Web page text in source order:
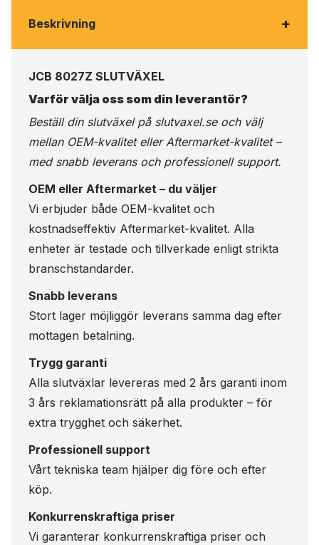
Beskrivning +
JCB 8027Z SLUTVÄXEL
Varför välja oss som din leverantör?
Beställ din slutväxel på slutvaxel.seoch välj
mellan OEM-kvalitet eller Aftermarket-kvalitet –
med snabb leverans och professionell support.
OEM eller Aftermarket – du väljer
Vi erbjuder både OEM-kvalitet och
kostnadseffektiv Aftermarket-kvalitet. Alla
enheter är testade och tillverkade enligt strikta
branschstandarder.
Snabb leverans
Stort lager möjliggör leverans samma dag efter
mottagen betalning.
Trygg garanti
Alla slutväxlar levereras med 2 års garanti inom
3 års reklamationsrätt på alla produkter – för
extra trygghet och säkerhet.
Professionell support
Vårt tekniska team hjälper dig före och efter
köp.
Konkurrenskraftiga priser
Vi garanterar konkurrenskraftiga priser och